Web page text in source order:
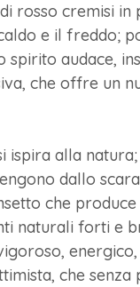
rosso cremisi in
e il freddo;
spirito audace,
che offre un
ispira alla
dallo
che
naturali forti e
che senza